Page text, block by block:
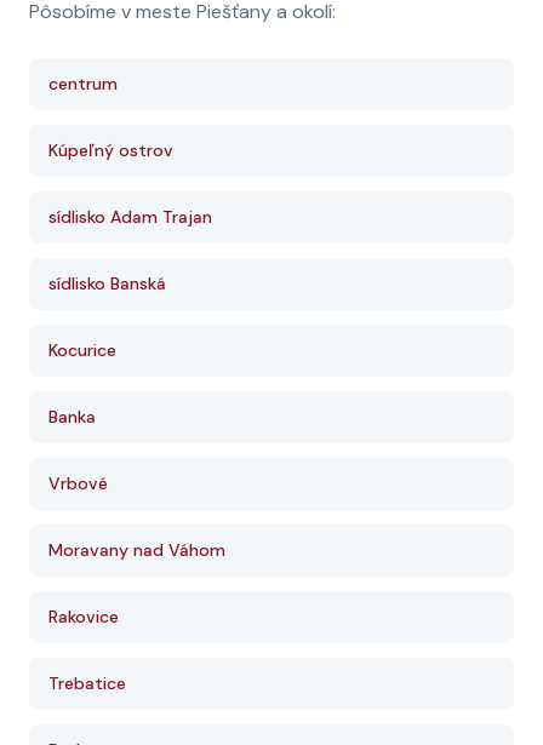
Pôsobíme v meste Piešťany a okolí:
centrum
Kúpeľný ostrov
sídlisko Adam Trajan
sídlisko Banská
Kocurice
Banka
Vrbové
Moravany nad Váhom
Rakovice
Trebatice